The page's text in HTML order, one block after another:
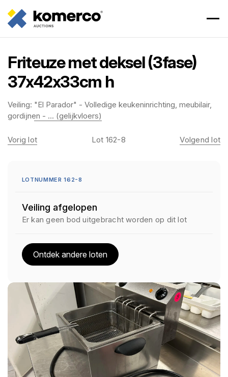
Friteuze met deksel (3fase)
37x42x33cm h
Veiling: "El Parador" - Volledige keukeninrichting, meubilair,
gordijnen - ... (gelijkvloers)
Vorig lot Lot 162-8 Volgend lot
LOTNUMMER 162-8
Veiling afgelopen
Er kan geen bod uitgebracht worden op dit lot
Ontdek andere loten